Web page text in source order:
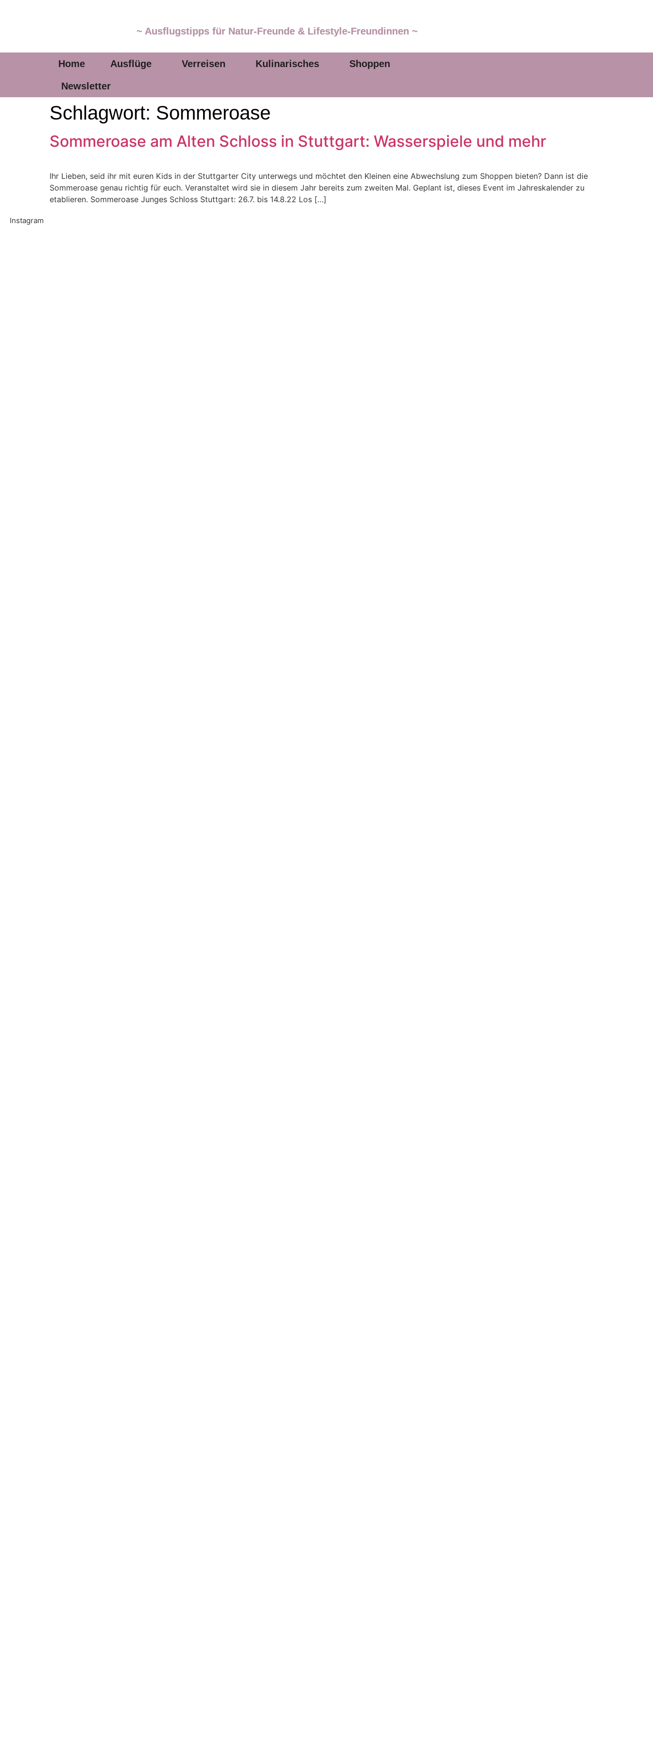
~ Ausflugstipps für Natur-Freunde & Lifestyle-Freundinnen ~
Home Ausflüge Verreisen Kulinarisches Shoppen
Newsletter
Schlagwort: Sommeroase
Sommeroase am Alten Schloss in Stuttgart: Wasserspiele und mehr
Ihr Lieben, seid ihr mit euren Kids in der Stuttgarter City unterwegs und möchtet den Kleinen eine Abwechslung zum Shoppen bieten? Dann ist die
Sommeroase genau richtig für euch. Veranstaltet wird sie in diesem Jahr bereits zum zweiten Mal. Geplant ist, dieses Event im Jahreskalender zu
etablieren. Sommeroase Junges Schloss Stuttgart: 26.7. bis 14.8.22 Los […]
Instagram